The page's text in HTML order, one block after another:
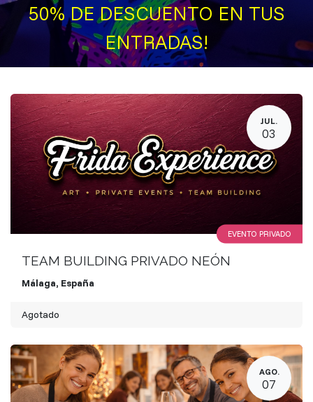
50% DE DESCUENTO EN TUS
ENTRADAS!
JUL.
03
TEAM BUILDING PRIVADO NEÓN
EVENTO PRIVADO
Málaga, España
Agotado
AGO.
07